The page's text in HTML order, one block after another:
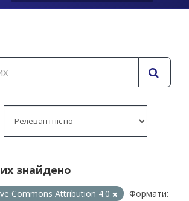
знайдено
Commons Attribution 4.0
Формати: